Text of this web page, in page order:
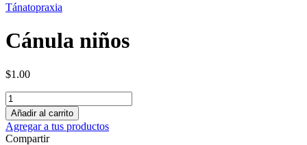
Tánatopraxia
Cánula niños
$1.00
Añadir al carrito
Agregar a tus productos
Compartir